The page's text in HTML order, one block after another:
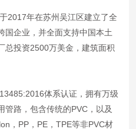
2017年在苏州吴江区建立了全
国企业，并全面支持中国本土
总投资2500万美金，建筑面积
体系认证，拥有万级
管路，包含传统的PVC，以及
，PP，PE，TPE等非PVC材